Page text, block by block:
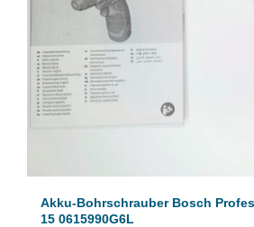
Akku-Bohrschrauber Bosch
15 0615990G6L